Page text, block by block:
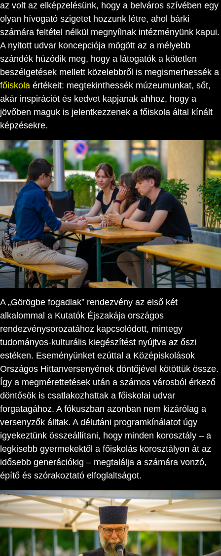
az volt az elképzelésünk, hogy a belváros szívében egy
olyan hívogató szigetet hozzunk létre, ahol bárki
számára feltétel nélkül megnyílnak intézményünk kapui.
A nyitott udvar koncepciója mögött az a mélyebb
szándék húzódik meg, hogy a látogatók a kötetlen
beszélgetések mellett közelebbről is megismerhessék a
főiskola értékeit: megtekinthessék múzeumunkat, sőt,
akár inspirációt és kedvet kapjanak ahhoz, hogy a
jövőben maguk is jelentkezzenek a főiskola által kínált
képzésekre.
A „Görögbe fogadlak” rendezvény az első két
alkalommal a Kutatók Éjszakája országos
rendezvénysorozatához kapcsolódott, mintegy
tudományos-kulturális kiegészítést nyújtva az őszi
estéken. Eseményünket ezúttal a Középiskolások
Országos Hittanversenyének döntőjével kötöttük össze.
Így a megmérettetések után a számos városból érkező
döntősök is csatlakozhattak a főiskolai udvar
forgatagához. A fókuszban azonban nem kizárólag a
versenyzők álltak. A délutáni programkínálatot úgy
igyekeztünk összeállítani, hogy minden korosztály – a
legkisebb gyermekektől a főiskolás korosztályon át az
idősebb generációkig – megtalálja a számára vonzó,
építő és szórakoztató elfoglaltságot.